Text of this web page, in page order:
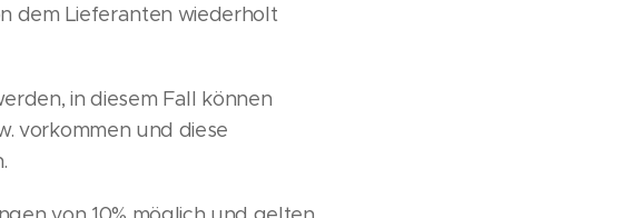
dem Lieferanten wiederholt
in diesem Fall können
vorkommen und diese